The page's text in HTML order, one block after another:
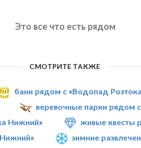
Это все что есть рядом
СМОТРИТЕ ТАКЖЕ
бани рядом с «Водопад
веревочные парки рядом
Нижний»
живые квесты
зимние